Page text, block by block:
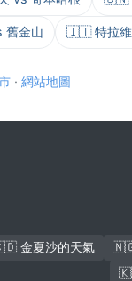
金山 🇮🇹 特拉維
· 網站地圖
金夏沙的天氣 🇳🇬